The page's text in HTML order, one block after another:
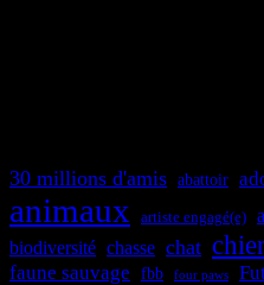
30 millions d'amis abattoir
animaux artiste engagé(e)
biodiversité chasse chat
faune sauvage fbb four paws